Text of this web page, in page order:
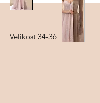
Velikost 34-36